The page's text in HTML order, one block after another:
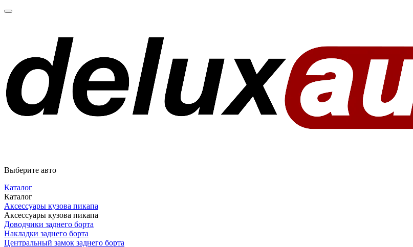
Выберите авто
Каталог
Каталог
Аксессуары кузова пикапа
Аксессуары кузова пикапа
Доводчики заднего борта
Накладки заднего борта
Центральный замок заднего борта